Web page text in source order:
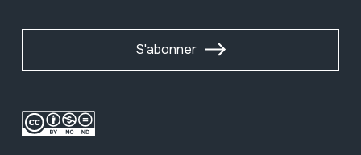
S'abonner